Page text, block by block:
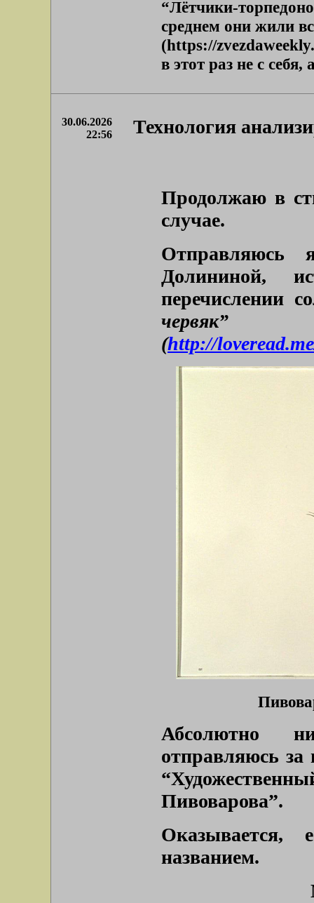
“Лётчики-
среднем они жили
(https://
в этот раз не с себя,
30.06.2026
22:56
Технология
Продолжаю в
случае.
Отправляюсь
Долининой,
перечислении
червяк”
(http://
Абсолютно
отправляюсь
Пивоварова”.
названием.